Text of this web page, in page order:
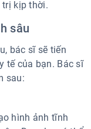
kịp thời.
sâu
bác sĩ sẽ tiến
tế của bạn. Bác sĩ
sau:
hình ảnh tĩnh